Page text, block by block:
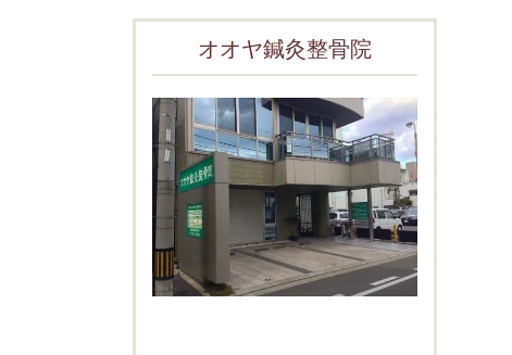
オオヤ鍼灸整骨院